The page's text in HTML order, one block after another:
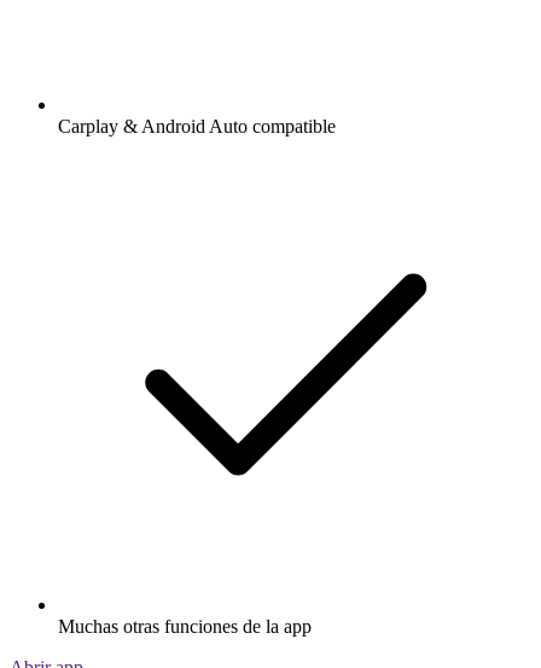
Carplay & Android Auto compatible
Muchas otras funciones de la app